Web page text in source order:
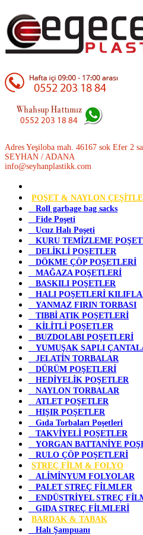
Adres Yeşiloba mah. 46167 sok Efer 2
SEYHAN / ADANA
info@seyhanplastikk.com
POŞET & NAYLON
Roll garbage bag sacks
Fide Poşeti
Ucuz Halı Poşeti
KURU TEMİZLEME
DELİKLİ POŞETLER
DÖKME ÇÖP POŞETLERİ
MAĞAZA POŞETLERİ
BASKILI POŞETLER
HALI POŞETLERİ
YANMAZ FIRIN TORBASI
TIBBİ ATIK POŞETLERİ
KİLİTLİ POŞETLER
BUZDOLABI POŞETLERİ
YUMUŞAK SAPLI
JELATİN TORBALAR
DÜRÜM POŞETLERİ
HEDİYELİK POŞETLER
NAYLON TORBALAR
ATLET POŞETLER
HIŞIR POŞETLER
Gıda Torbaları Poşetleri
TAKVİYELİ POŞETLER
YORGAN BATTANİYE
RULO ÇÖP POŞETLERİ
STREÇ FİLM & FOLYO
ALİMİNYUM FOLYOLAR
PALET STREÇ FİLMLER
ENDÜSTRİYEL STREÇ
GIDA STREÇ FİLMLERİ
BARDAK & TABAK
Halı Şampuanı